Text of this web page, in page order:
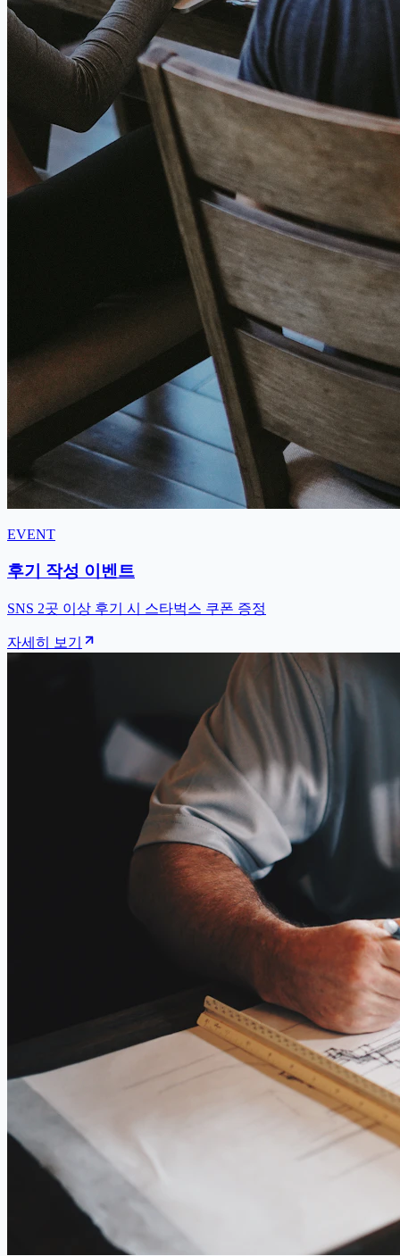
EVENT
후기 작성 이벤트
SNS 2곳 이상 후기 시 스타벅스 쿠폰 증정
자세히 보기